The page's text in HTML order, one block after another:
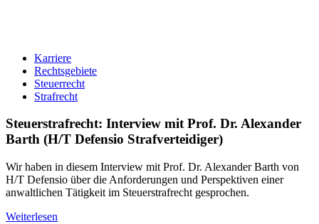
Karriere
Rechtsgebiete
Steuerrecht
Strafrecht
Steuerstrafrecht: Interview mit Prof. Dr. Alexander
Barth (H/T Defensio Strafverteidiger)
Wir haben in diesem Interview mit Prof. Dr. Alexander Barth von
H/T Defensio über die Anforderungen und Perspektiven einer
anwaltlichen Tätigkeit im Steuerstrafrecht gesprochen.
Weiterlesen